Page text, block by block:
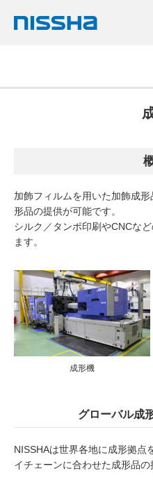
加飾フィルムを用いた加飾成
形品の提供が可能です。
シルク／タンポ印刷やCNCな
ます。
成形機
グローバル成
NISSHAは世界各地に成形拠点
イチェーンに合わせた成形品の